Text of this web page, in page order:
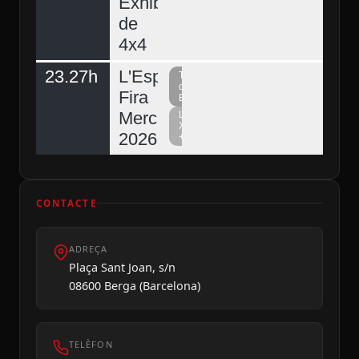
de
4x4
23.27h
L'Espunyola,
Fira
Mercat
2026
Televisió
del
Berguedà
La
Xarxa
+
CONTACTE
ADREÇA
Plaça Sant Joan, s/n
08600 Berga (Barcelona)
TELÈFON